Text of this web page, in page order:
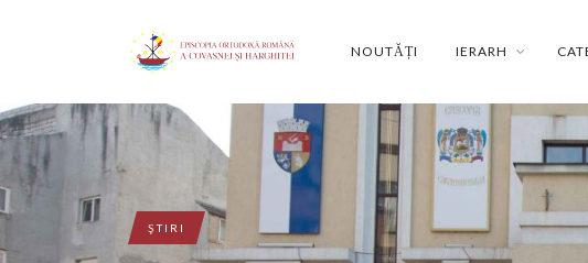
NOUTĂȚI IERARH
ŞTIRI